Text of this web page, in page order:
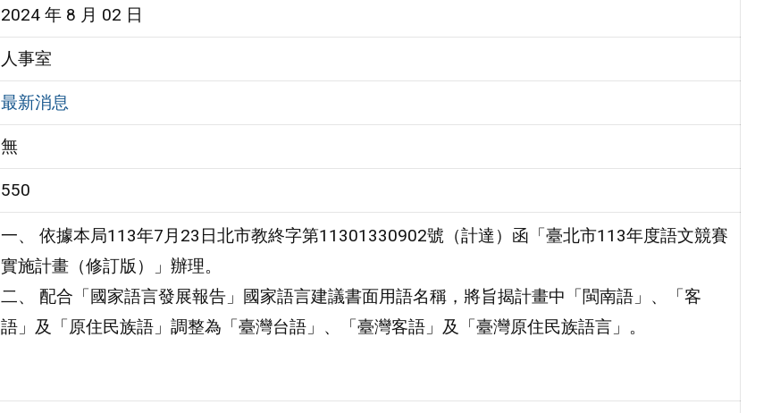
2024 年 8 月 02 日
人事室
最新消息
無
550
一、 依據本局113年7月23日北市教終字第11301330902號（計達）函「臺北市113年度語文競賽
實施計畫（修訂版）」辦理。
二、 配合「國家語言發展報告」國家語言建議書面用語名稱，將旨揭計畫中「閩南語」、「客
語」及「原住民族語」調整為「臺灣台語」、「臺灣客語」及「臺灣原住民族語言」。